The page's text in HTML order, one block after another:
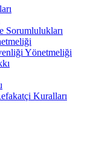
Sorumlulukları
Yönetmeliği
Kuralları